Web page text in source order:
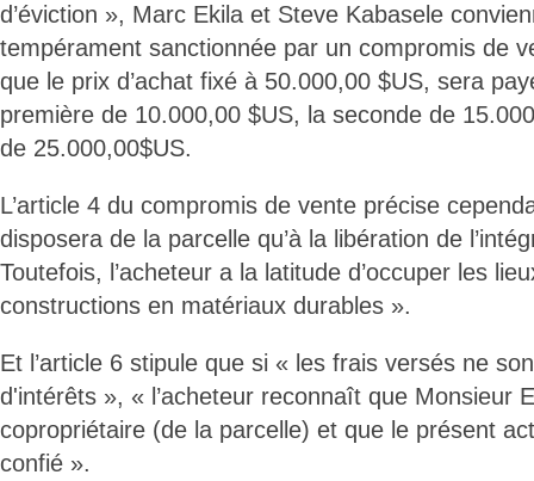
d’éviction », Marc Ekila et Steve Kabasele
tempérament sanctionnée par un compromis de
que le prix d’achat fixé à 50.000,00 $US, sera
première de 10.000,00 $US, la seconde de
de 25.000,00$US.
L’article 4 du compromis de vente précise
disposera de la parcelle qu’à la libération de
Toutefois, l’acheteur a la latitude d’occuper les
constructions en matériaux durables ».
Et l’article 6 stipule que si « les frais versés ne
d'intérêts », « l’acheteur reconnaît que Monsieur
copropriétaire (de la parcelle) et que le présent
confié ».